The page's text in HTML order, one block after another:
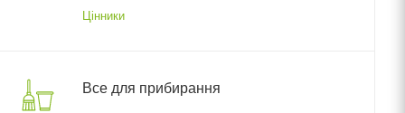
Цінники
Все для прибирання